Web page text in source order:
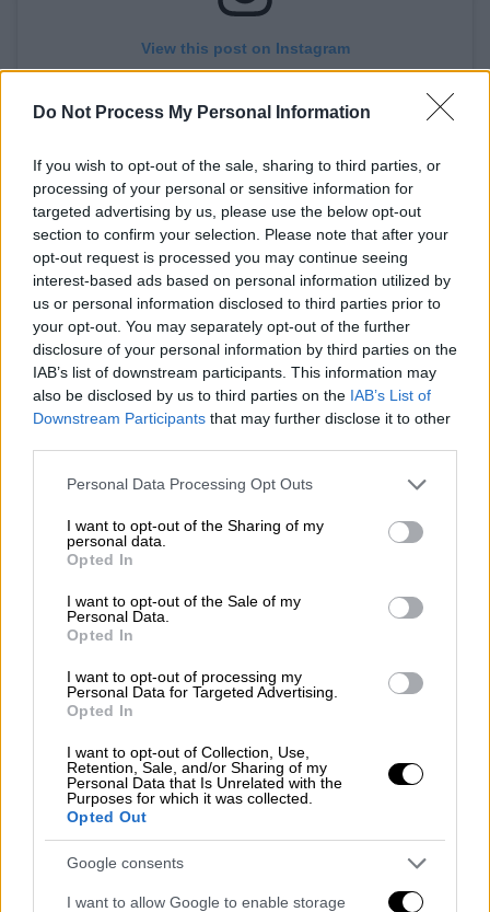
Do Not Process My Personal Information
If you wish to opt-out of the sale, sharing to third parties, or
processing of your personal or sensitive information for
targeted advertising by us, please use the below opt-out
section to confirm your selection. Please note that after your
opt-out request is processed you may continue seeing
interest-based ads based on personal information utilized by
us or personal information disclosed to third parties prior to
your opt-out. You may separately opt-out of the further
disclosure of your personal information by third parties on the
IAB’s list of downstream participants. This information may
also be disclosed by us to third parties on the IAB’s List of
Downstream Participants that may further disclose it to other
Please note that this website/app uses one or more Google
not limited to your visit or usage behaviour. You may click to
grant or deny consent to Google and its third-party tags to
use your data for below specified purposes in below Google
consent section.
Personal Data Processing Opt Outs
I want to opt-out of the Sharing of my
personal data.
Opted In
I want to opt-out of the Sale of my
Personal Data.
Opted In
I want to opt-out of processing my
Personal Data for Targeted Advertising.
Opted In
I want to opt-out of Collection, Use,
Retention, Sale, and/or Sharing of my
Personal Data that Is Unrelated with the
Purposes for which it was collected.
Opted Out
Google consents
I want to allow Google to enable storage
View this post on Instagram
Χωρίς να μπορεί να κρύψει τη συγκίνησή
του, οΑντώνης Ρέμοςείπε: «Να του
αφιερώσουμε μερικά τραγούδια του για να
πάει η ψυχούλα του εκεί ψηλά, να βρει τον
Παντελή και όλους τους φίλους μας που
είναι εκεί ψηλά. Για πάντα θα τον θυμόμαστε,
View this post on Instagram